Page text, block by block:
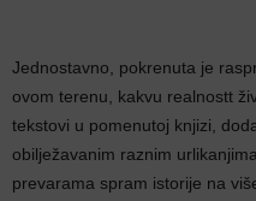
Jednostavno, pokrenuta je
ovom terenu, kakvu realnostt
tekstovi u pomenutoj knjizi,
obilježavanim raznim
prevarama spram istorije na